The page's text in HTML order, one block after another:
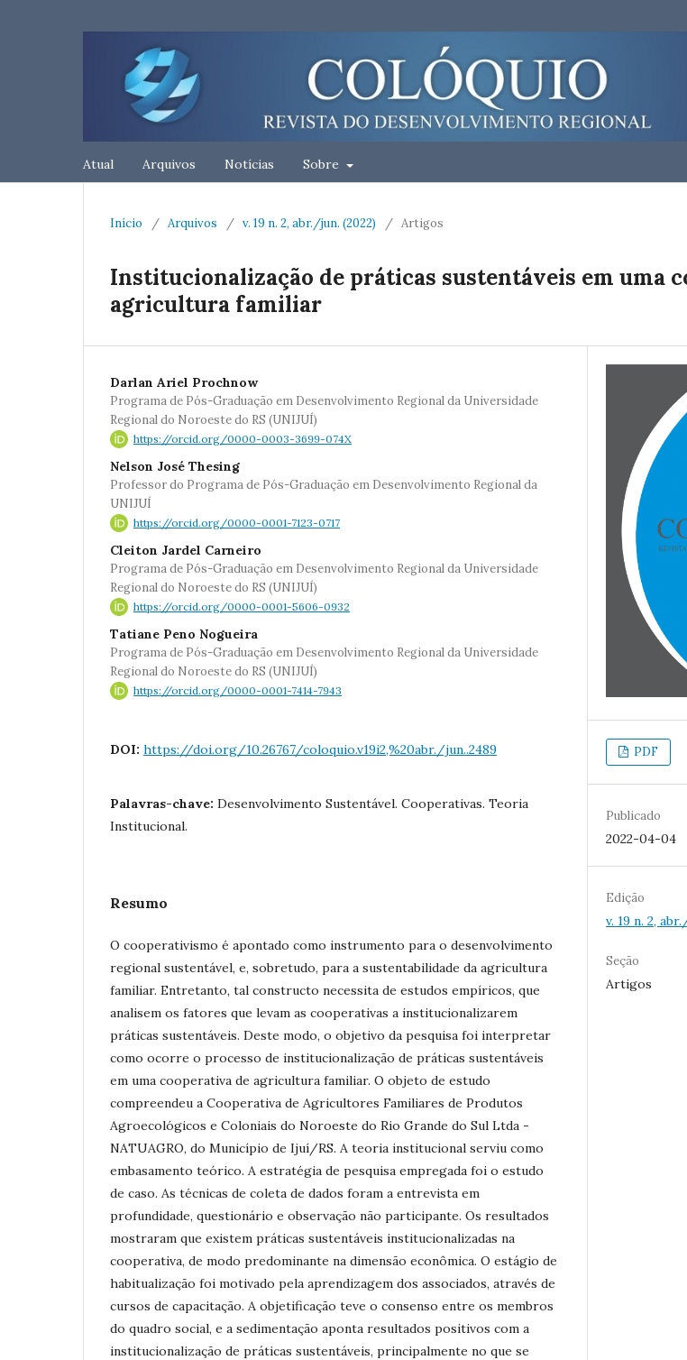
Atual Arquivos Notícias Sobre
Início / Arquivos / v. 19 n. 2, abr./jun. (2022) / Artigos
Institucionalização de práticas sustentáveis em uma
agricultura familiar
Darlan Ariel Prochnow
Programa de Pós-Graduação em Desenvolvimento Regional da Universidade
Regional do Noroeste do RS (UNIJUÍ)
https://orcid.org/0000-0003-3699-074X
Nelson José Thesing
Professor do Programa de Pós-Graduação em Desenvolvimento Regional da
UNIJUÍ
https://orcid.org/0000-0001-7123-0717
Cleiton Jardel Carneiro
Programa de Pós-Graduação em Desenvolvimento Regional da Universidade
Regional do Noroeste do RS (UNIJUÍ)
https://orcid.org/0000-0001-5606-0932
Tatiane Peno Nogueira
Programa de Pós-Graduação em Desenvolvimento Regional da Universidade
Regional do Noroeste do RS (UNIJUÍ)
https://orcid.org/0000-0001-7414-7943
DOI: https://doi.org/10.26767/coloquio.v19i2,%20abr./jun..2489
Palavras-chave: Desenvolvimento Sustentável. Cooperativas. Teoria
Institucional.
Resumo
O cooperativismo é apontado como instrumento para o desenvolvimento
regional sustentável, e, sobretudo, para a sustentabilidade da agricultura
familiar. Entretanto, tal constructo necessita de estudos empíricos, que
analisem os fatores que levam as cooperativas a institucionalizarem
práticas sustentáveis. Deste modo, o objetivo da pesquisa foi interpretar
como ocorre o processo de institucionalização de práticas sustentáveis
em uma cooperativa de agricultura familiar. O objeto de estudo
compreendeu a Cooperativa de Agricultores Familiares de Produtos
Agroecológicos e Coloniais do Noroeste do Rio Grande do Sul Ltda -
NATUAGRO, do Município de Ijuí/RS. A teoria institucional serviu como
embasamento teórico. A estratégia de pesquisa empregada foi o estudo
de caso. As técnicas de coleta de dados foram a entrevista em
profundidade, questionário e observação não participante. Os resultados
mostraram que existem práticas sustentáveis institucionalizadas na
cooperativa, de modo predominante na dimensão econômica. O estágio de
habitualização foi motivado pela aprendizagem dos associados, através de
cursos de capacitação. A objetificação teve o consenso entre os membros
do quadro social, e a sedimentação aponta resultados positivos com a
institucionalização de práticas sustentáveis, principalmente no que se
PDF
Publicado
2022-04-04
Edição
v. 19 n. 2,
Seção
Artigos